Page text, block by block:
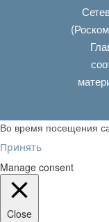
Во время посещения
Принять
Manage consent
Close